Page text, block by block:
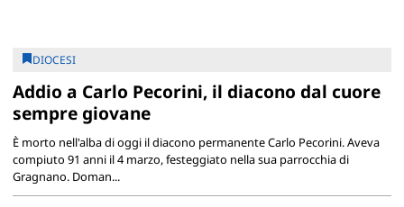
DIOCESI
Addio a Carlo Pecorini, il diacono dal cuore
sempre giovane
È morto nell'alba di oggi il diacono permanente Carlo Pecorini. Aveva
compiuto 91 anni il 4 marzo, festeggiato nella sua parrocchia di
Gragnano. Doman...